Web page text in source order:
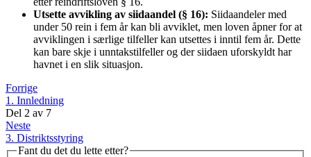
Utsette avvikling av siidaandel (§ 16): Siidaandeler med
under 50 rein i fem år kan bli avviklet, men loven åpner for at
avviklingen i særlige tilfeller kan utsettes i inntil fem år. Dette
kan bare skje i unntakstilfeller og der siidaen uforskyldt har
havnet i en slik situasjon.
Forrige
1. Innledning
Del 2 av 7
Neste
3. Distriktsstyring
Fant du det du lette etter?